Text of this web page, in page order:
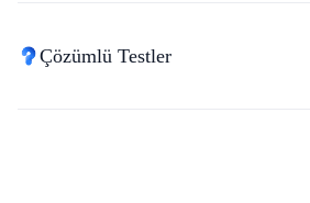
Çözümlü Testler